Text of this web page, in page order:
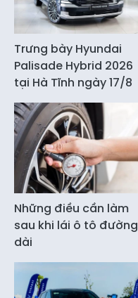
Trưng bày Hyundai
Palisade Hybrid 2026
tại Hà Tĩnh ngày 17/8
Những điều cần làm
sau khi lái ô tô đường
dài